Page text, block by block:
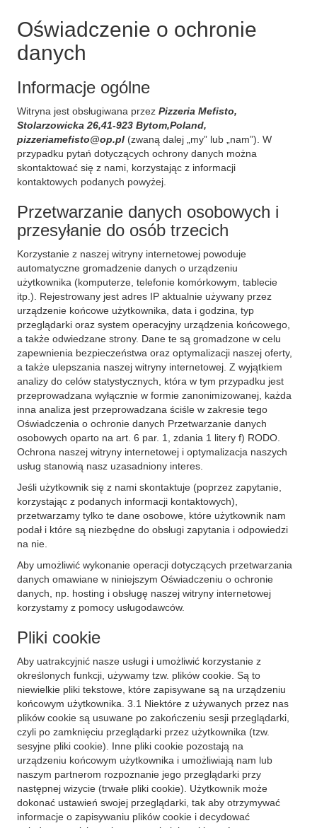
Oświadczenie o ochronie
danych
Informacje ogólne
Witryna jest obsługiwana przez Pizzeria Mefisto,
Stolarzowicka 26,41-923 Bytom,Poland,
pizzeriamefisto@op.pl (zwaną dalej „my” lub „nam”). W
przypadku pytań dotyczących ochrony danych można
skontaktować się z nami, korzystając z informacji
kontaktowych podanych powyżej.
Przetwarzanie danych osobowych i
przesyłanie do osób trzecich
Korzystanie z naszej witryny internetowej powoduje
automatyczne gromadzenie danych o urządzeniu
użytkownika (komputerze, telefonie komórkowym, tablecie
itp.). Rejestrowany jest adres IP aktualnie używany przez
urządzenie końcowe użytkownika, data i godzina, typ
przeglądarki oraz system operacyjny urządzenia końcowego,
a także odwiedzane strony. Dane te są gromadzone w celu
zapewnienia bezpieczeństwa oraz optymalizacji naszej oferty,
a także ulepszania naszej witryny internetowej. Z wyjątkiem
analizy do celów statystycznych, która w tym przypadku jest
przeprowadzana wyłącznie w formie zanonimizowanej, każda
inna analiza jest przeprowadzana ściśle w zakresie tego
Oświadczenia o ochronie danych Przetwarzanie danych
osobowych oparto na art. 6 par. 1, zdania 1 litery f) RODO.
Ochrona naszej witryny internetowej i optymalizacja naszych
usług stanowią nasz uzasadniony interes.
Jeśli użytkownik się z nami skontaktuje (poprzez zapytanie,
korzystając z podanych informacji kontaktowych),
przetwarzamy tylko te dane osobowe, które użytkownik nam
podał i które są niezbędne do obsługi zapytania i odpowiedzi
na nie.
Aby umożliwić wykonanie operacji dotyczących przetwarzania
danych omawiane w niniejszym Oświadczeniu o ochronie
danych, np. hosting i obsługę naszej witryny internetowej
korzystamy z pomocy usługodawców.
Pliki cookie
Aby uatrakcyjnić nasze usługi i umożliwić korzystanie z
określonych funkcji, używamy tzw. plików cookie. Są to
niewielkie pliki tekstowe, które zapisywane są na urządzeniu
końcowym użytkownika. 3.1 Niektóre z używanych przez nas
plików cookie są usuwane po zakończeniu sesji przeglądarki,
czyli po zamknięciu przeglądarki przez użytkownika (tzw.
sesyjne pliki cookie). Inne pliki cookie pozostają na
urządzeniu końcowym użytkownika i umożliwiają nam lub
naszym partnerom rozpoznanie jego przeglądarki przy
następnej wizycie (trwałe pliki cookie). Użytkownik może
dokonać ustawień swojej przeglądarki, tak aby otrzymywać
informacje o zapisywaniu plików cookie i decydować